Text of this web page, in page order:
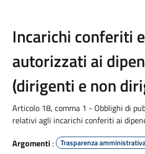
Incarichi conferiti e
autorizzati ai
(dirigenti e non
Articolo 18, comma 1 - Obblighi di
relativi agli incarichi conferiti ai
Argomenti : Trasparenza